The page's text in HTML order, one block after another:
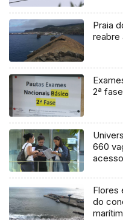
Praia
reabre
2ª
660
acesso
Flores
do